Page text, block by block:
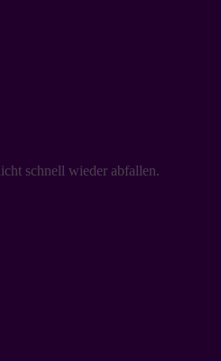
schnell wieder abfallen.